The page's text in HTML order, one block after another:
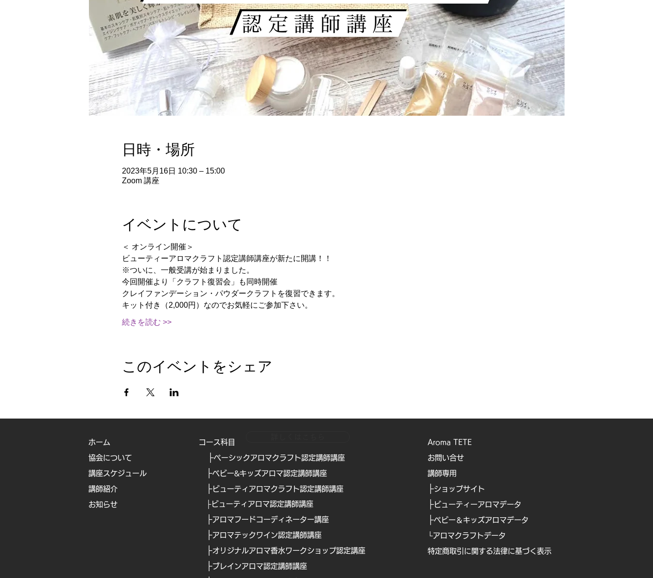
日時・場所
2023年5月16日 10:30 – 15:00
Zoom 講座
イベントについて
＜ オンライン開催＞
ビューティーアロマクラフト認定講師講座が新たに開講！！
※ついに、一般受講が始まりました。
今回開催より「クラフト復習会」も同時開催
クレイファンデーション・パウダークラフトを復習できます。
キット付き（2,000円）なのでお気軽にご参加下さい。
続きを読む >>
このイベントをシェア
ホーム
協会について
講座スケジュール
講師紹介
お知らせ
コース科目
├ベーシックアロマクラフト認定講師講座
├ベビー&キッズアロマ認定講師講座
├ ビューティアロマクラフト認定講師講座
├ ビューティアロマ認定講師講座
├アロマフードコーディネーター講座
├アロマテックワイン認定講師講座
├オリジナルアロマ香水ワークショップ認定講座
├ブレインアロマ認定講師講座
Aroma TETE
お問い合せ
​講師専用
├ショップサイト
├ ビューティーアロマデータ
├ベビー＆キッズアロマデータ
└アロマクラフトデータ
特定商取引に関する法律に基づく表示